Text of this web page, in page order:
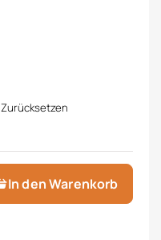
Zurücksetzen
In den Warenkorb